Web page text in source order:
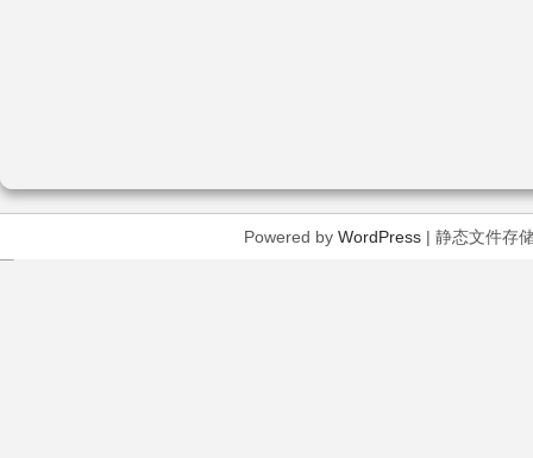
Powered by WordPress| 静态文件存